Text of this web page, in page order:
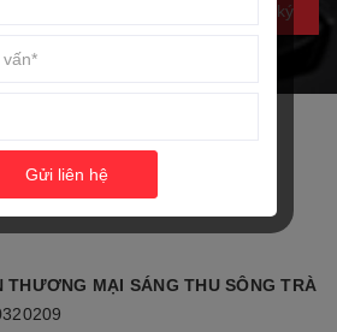
Đăng ký
THƯƠNG MẠI SÁNG THU SÔNG TRÀ
Gửi liên hệ